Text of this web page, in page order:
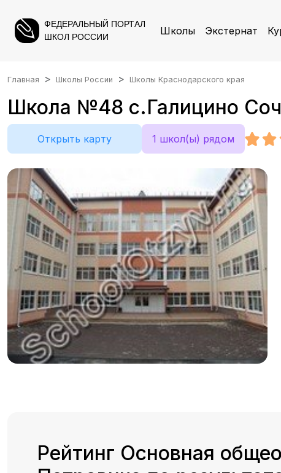
ФЕДЕРАЛЬНЫЙ ПОРТАЛ
ШКОЛ РОССИИ
Школы Экстернат
Главная Школы России Школы Краснодарского края
Школа №48 с.Галицино
Открыть карту 1 школ(ы) рядом
Рейтинг Основная